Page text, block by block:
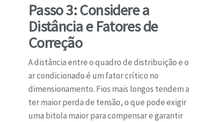
Passo 3: Considere a
Distância e Fatores de
Correção
A distância entre o quadro de distribuição e o
ar condicionado é um fator crítico no
dimensionamento. Fios mais longos tendem a
ter maior perda de tensão, o que pode exigir
uma bitola maior para compensar e garantir